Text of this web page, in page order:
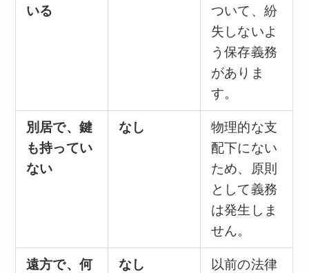
いる
ついて、紛
失しないよ
う保存義務
がありま
す。
別居で、鍵
も持ってい
ない
なし
物理的な支
配下にない
ため、原則
として義務
は発生しま
せん。
遠方で、何
なし
以前の法律